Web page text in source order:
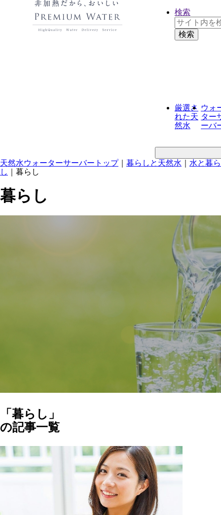
厳選さ
れた天
然水
ウォ
ター
ーバ
検索
天然水ウォーターサーバートップ｜ 暮らしと天然水
水と暮ら
し
暮らし
暮らし
「暮らし」
の記事一覧